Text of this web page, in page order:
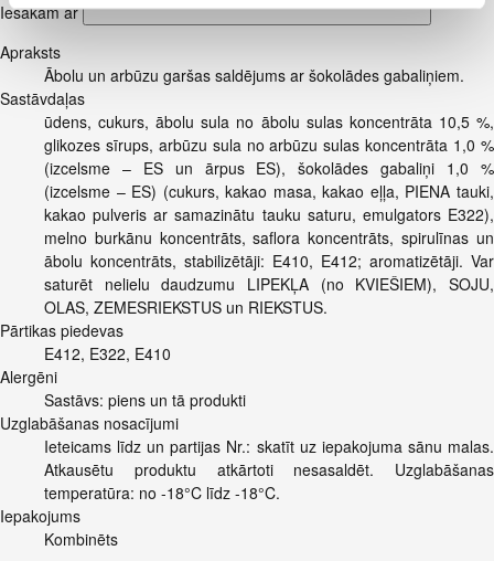
Iesakām ar
Apraksts
Ābolu un arbūzu garšas saldējums ar šokolādes gabaliņiem.
Sastāvdaļas
ūdens, cukurs, ābolu sula no ābolu sulas koncentrāta 10,5 %,
glikozes sīrups, arbūzu sula no arbūzu sulas koncentrāta 1,0 %
(izcelsme – ES un ārpus ES), šokolādes gabaliņi 1,0 %
(izcelsme – ES) (cukurs, kakao masa, kakao eļļa, PIENA tauki,
kakao pulveris ar samazinātu tauku saturu, emulgators E322),
melno burkānu koncentrāts, saflora koncentrāts, spirulīnas un
ābolu koncentrāts, stabilizētāji: E410, E412; aromatizētāji. Var
saturēt nelielu daudzumu LIPEKĻA (no KVIEŠIEM), SOJU,
OLAS, ZEMESRIEKSTUS un RIEKSTUS.
Pārtikas piedevas
E412, E322, E410
Alergēni
Sastāvs: piens un tā produkti
Uzglabāšanas nosacījumi
Ieteicams līdz un partijas Nr.: skatīt uz iepakojuma sānu malas.
Atkausētu produktu atkārtoti nesasaldēt. Uzglabāšanas
temperatūra: no -18°C līdz -18°C.
Iepakojums
Kombinēts